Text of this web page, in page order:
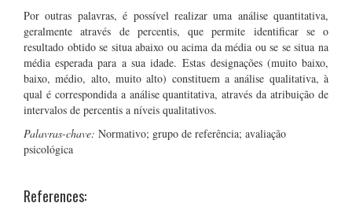
Por outras palavras, é possível realizar uma análise quantitativa,
geralmente através de percentis, que permite identificar se o
resultado obtido se situa abaixo ou acima da média ou se se situa na
média esperada para a sua idade. Estas designações (muito baixo,
baixo, médio, alto, muito alto) constituem a análise qualitativa, à
qual é correspondida a análise quantitativa, através da atribuição de
intervalos de percentis a níveis qualitativos.
Palavras-chave: Normativo; grupo de referência; avaliação
psicológica
References: